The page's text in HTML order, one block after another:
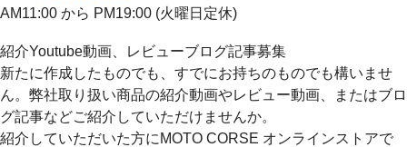
AM11:00 から PM19:00 (火曜日定休)
紹介Youtube動画、レビューブログ記事募集
新たに作成したものでも、すでにお持ちのものでも構いませ
ん。弊社取り扱い商品の紹介動画やレビュー動画、またはブロ
グ記事などご紹介していただけませんか。
紹介していただいた方にMOTO CORSE オンラインストアで